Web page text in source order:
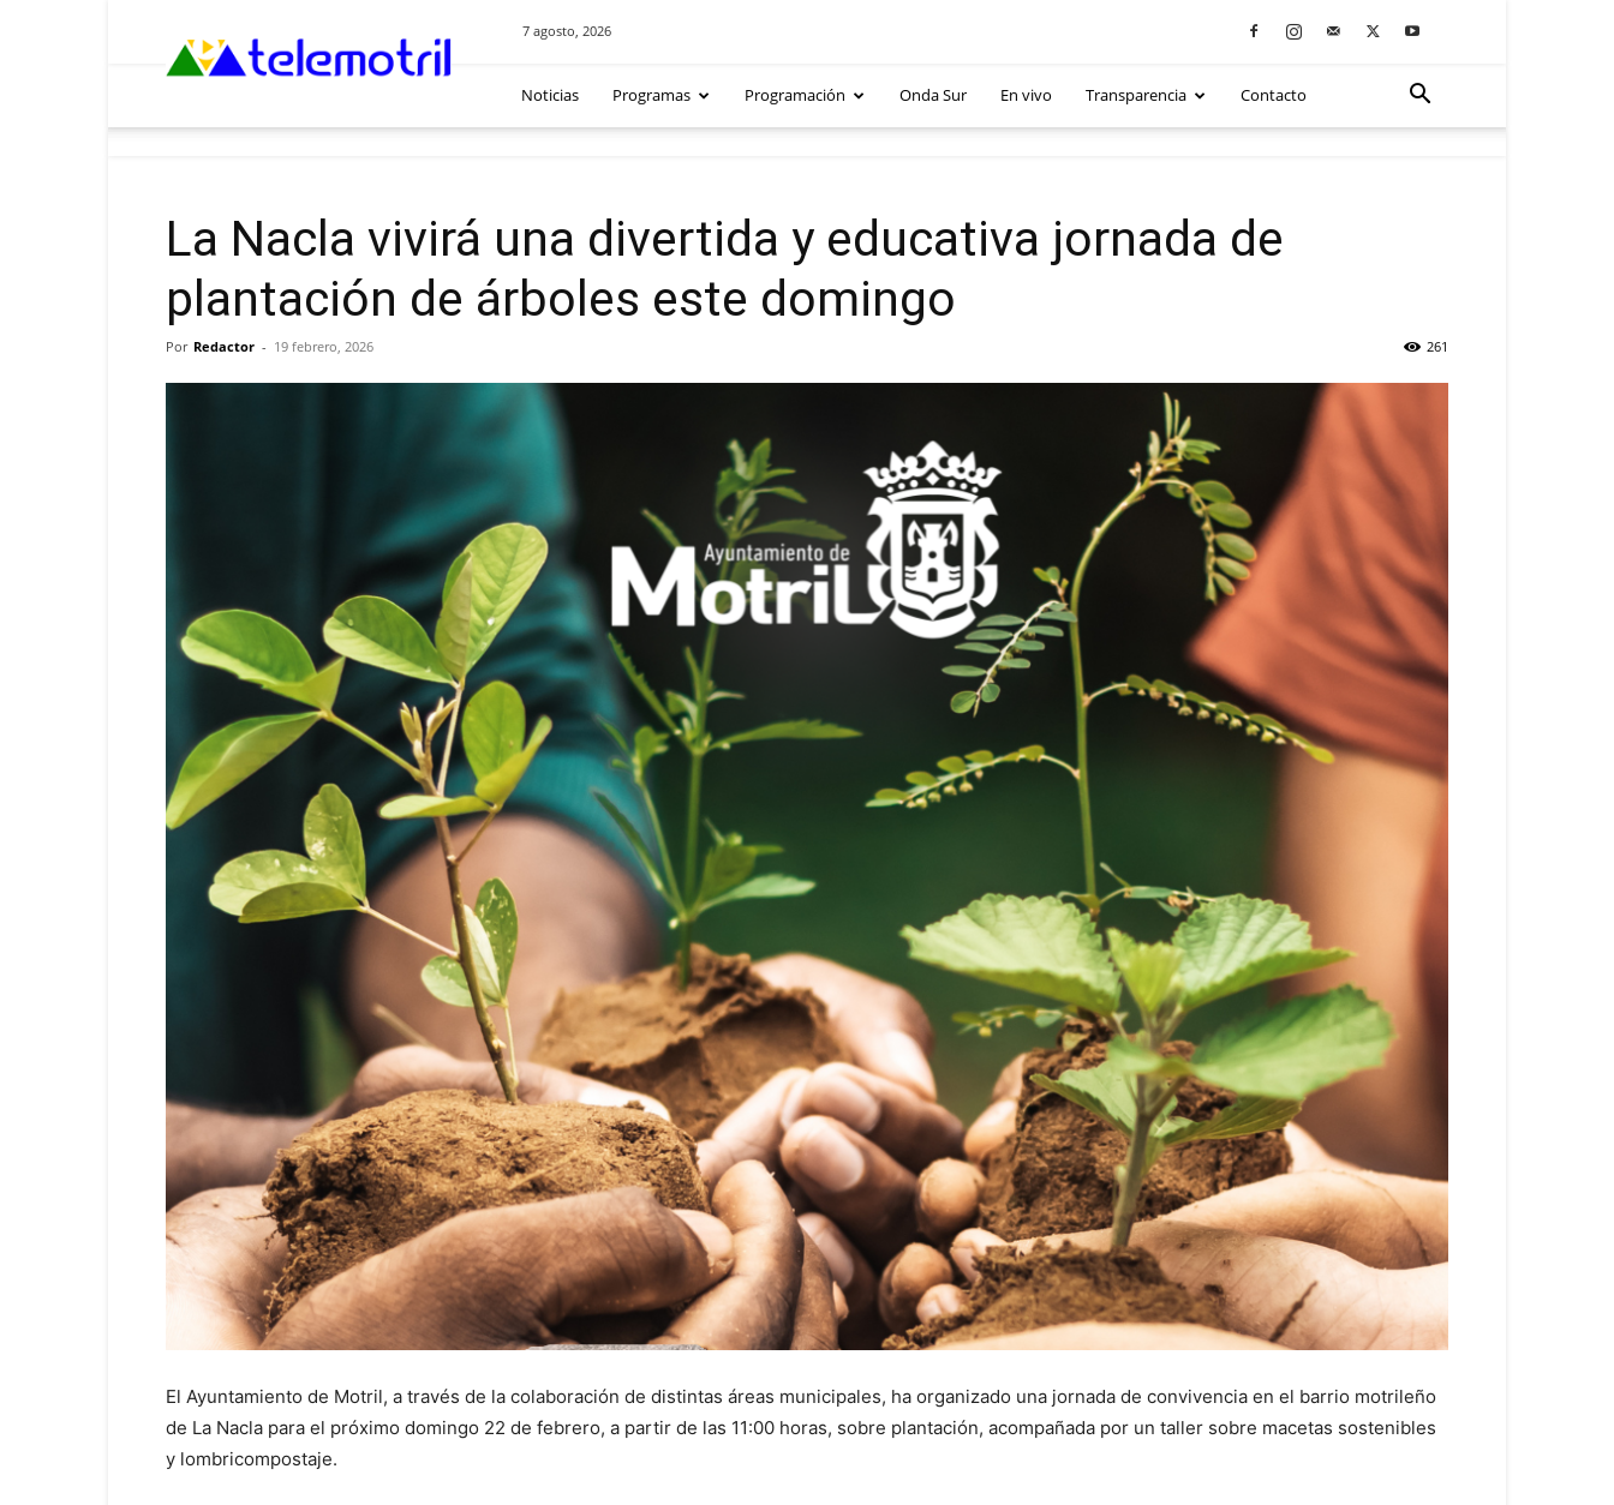
7 agosto, 2026
Noticias Programas Programación Onda Sur En vivo Transparencia Contacto
La Nacla vivirá una divertida y educativa jornada de
plantación de árboles este domingo
Por Redactor - 19 febrero, 2026 261
El Ayuntamiento de Motril, a través de la colaboración de distintas áreas municipales, ha organizado una jornada de convivencia en el barrio motrileño
de La Nacla para el próximo domingo 22 de febrero, a partir de las 11:00 horas, sobre plantación, acompañada por un taller sobre macetas sostenibles
y lombricompostaje.